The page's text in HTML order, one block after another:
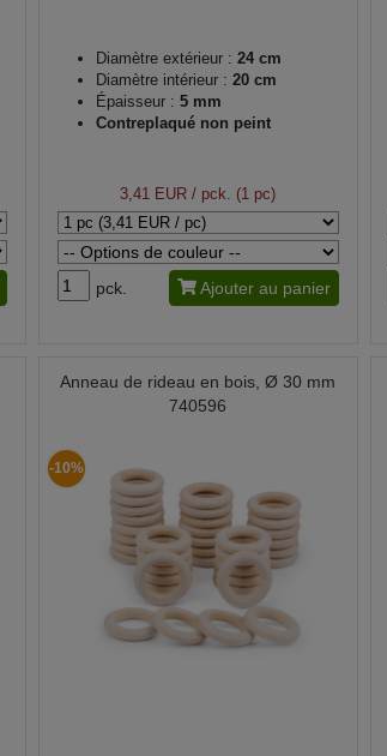
Diamètre extérieur : 24 cm
Diamètre intérieur : 20 cm
Épaisseur : 5 mm
Contreplaqué non peint
3,41 EUR / pck. (1 pc)
pck. Ajouter au panier
Anneau de rideau en bois, Ø 30 mm
740596
-10%